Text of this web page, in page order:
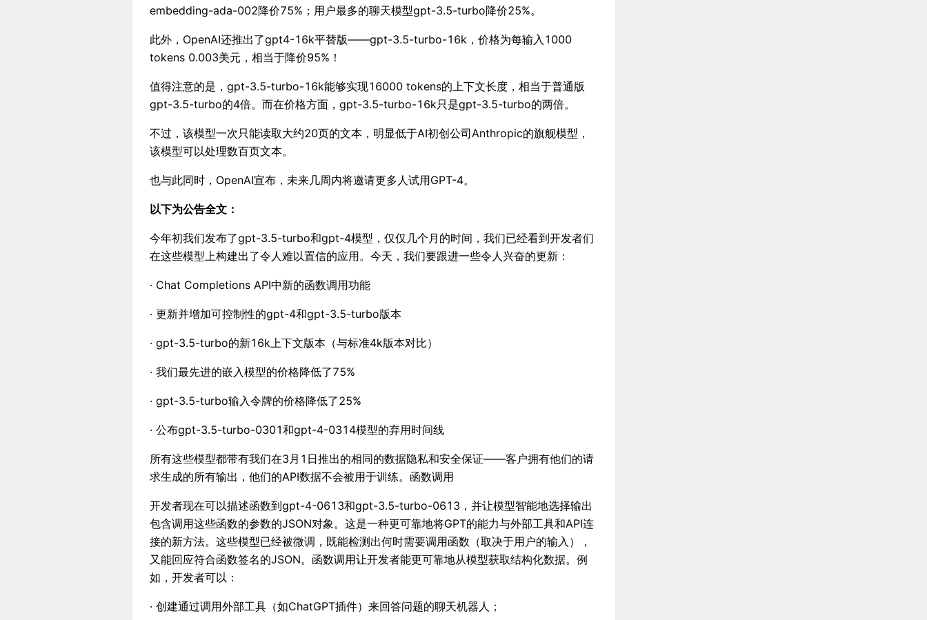
embedding-ada-002降价75%；用户最多的聊天模型gpt-3.5-turbo降价25%。
此外，OpenAI还推出了gpt4-16k平替版——gpt-3.5-turbo-16k，价格为每输入1000
tokens 0.003美元，相当于降价95%！
值得注意的是，gpt-3.5-turbo-16k能够实现16000 tokens的上下文长度，相当于普通版
gpt-3.5-turbo的4倍。而在价格方面，gpt-3.5-turbo-16k只是gpt-3.5-turbo的两倍。
不过，该模型一次只能读取大约20页的文本，明显低于AI初创公司Anthropic的旗舰模型，
该模型可以处理数百页文本。
也与此同时，OpenAI宣布，未来几周内将邀请更多人试用GPT-4。
以下为公告全文：
今年初我们发布了gpt-3.5-turbo和gpt-4模型，仅仅几个月的时间，我们已经看到开发者们
在这些模型上构建出了令人难以置信的应用。今天，我们要跟进一些令人兴奋的更新：
· Chat Completions API中新的函数调用功能
· 更新并增加可控制性的gpt-4和gpt-3.5-turbo版本
· gpt-3.5-turbo的新16k上下文版本（与标准4k版本对比）
· 我们最先进的嵌入模型的价格降低了75%
· gpt-3.5-turbo输入令牌的价格降低了25%
· 公布gpt-3.5-turbo-0301和gpt-4-0314模型的弃用时间线
所有这些模型都带有我们在3月1日推出的相同的数据隐私和安全保证——客户拥有他们的请
求生成的所有输出，他们的API数据不会被用于训练。函数调用
开发者现在可以描述函数到gpt-4-0613和gpt-3.5-turbo-0613，并让模型智能地选择输出
包含调用这些函数的参数的JSON对象。这是一种更可靠地将GPT的能力与外部工具和API连
接的新方法。这些模型已经被微调，既能检测出何时需要调用函数（取决于用户的输入），
又能回应符合函数签名的JSON。函数调用让开发者能更可靠地从模型获取结构化数据。例
如，开发者可以：
· 创建通过调用外部工具（如ChatGPT插件）来回答问题的聊天机器人；